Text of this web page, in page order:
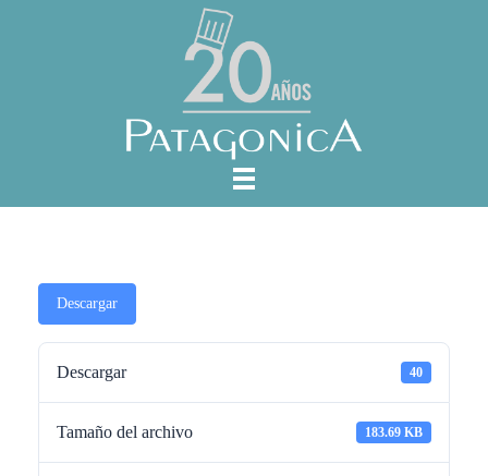
Descargar
Descargar 40
Tamaño del archivo 183.69 KB